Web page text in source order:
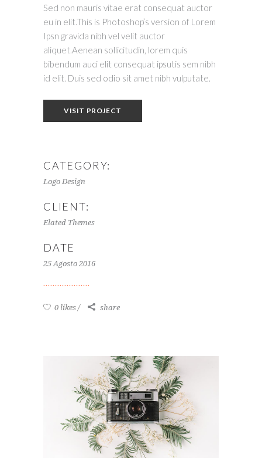
Sed non mauris vitae erat consequat auctor
eu in elit.This is Photoshop’s version of Lorem
Ipsn gravida nibh vel velit auctor
aliquet.Aenean sollicitudin, lorem quis
bibendum auci elit consequat ipsutis sem nibh
id elit. Duis sed odio sit amet nibh vulputate.
VISIT PROJECT
CATEGORY:
Logo Design
CLIENT:
Elated Themes
DATE
25 Agosto 2016
0 likes share